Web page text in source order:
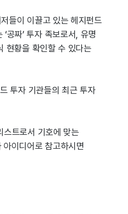
들이 이끌고 있는 헤지펀드
공짜’ 투자 족보로서, 유명
현황을 확인할 수 있다는
투자 기관들의 최근 투자
트로서 기호에 맞는
이디어로 참고하시면